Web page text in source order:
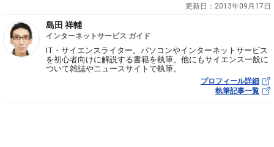
更新日： 2013年09月17日
島田 祥輔
インターネットサービス ガイド
IT・サイエンスライター。パソコンやインターネットサービス
を初心者向けに解説する書籍を執筆。他にもサイエンス一般に
ついて雑誌やニュースサイトで執筆。
プロフィール詳細
執筆記事一覧